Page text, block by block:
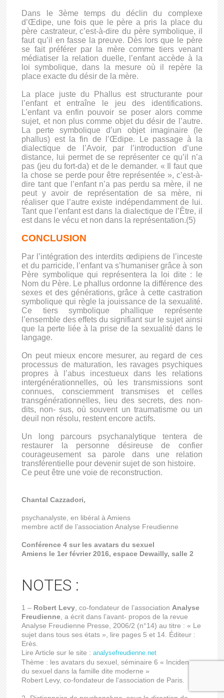
Dans le 3ème temps du déclin du complexe
d’Œdipe, une fois que le père a pris la place du
père castrateur, c’est-à-dire du père symbolique, il
faut qu’il en fasse la preuve. Dès lors que le père
se fait préférer par la mère comme tiers venant
médiatiser la relation duelle, l’enfant accède à la
loi symbolique, dans la mesure où il repère la
place exacte du désir de la mère.
La place juste du Phallus est structurante pour
l’enfant et entraîne le jeu des identifications.
L’enfant va enfin pouvoir se poser alors comme
sujet, et non plus comme objet du désir de l’autre.
La perte symbolique d’un objet imaginaire (le
phallus) est la fin de l’Œdipe. Le passage à la
dialectique de l’Avoir, par l’introduction d’une
distance, lui permet de se représenter ce qu’il n’a
pas (jeu du fort-da) et de le demander. « Il faut que
la chose se perde pour être représentée », c’est-à-
dire tant que l’enfant n’a pas perdu sa mère, il ne
peut y avoir de représentation de sa mère, ni
réaliser que l’autre existe indépendamment de lui.
Tant que l’enfant est dans la dialectique de l’Être, il
est dans le vécu et non dans la représentation.(5)
CONCLUSION
Par l’intégration des interdits œdipiens de l’inceste
et du parricide, l’enfant va s’humaniser grâce à son
Père symbolique qui représentera la loi dite : le
Nom du Père. Le phallus ordonne la différence des
sexes et des générations, grâce à cette castration
symbolique qui règle la jouissance de la sexualité.
Ce tiers symbolique phallique représente
l’ensemble des effets du signifiant sur le sujet ainsi
que la perte liée à la prise de la sexualité dans le
langage.
On peut mieux encore mesurer, au regard de ces
processus de maturation, les ravages psychiques
propres à l’abus incestueux dans les relations
intergénérationnelles, où les transmissions sont
connues, consciemment transmises et celles
transgénérationnelles, lieu des secrets, des non-
dits, non- sus, où souvent un traumatisme ou un
deuil non résolu, restent encore actifs.
Un long parcours psychanalytique tentera de
restaurer la personne désireuse de confier
courageusement sa parole dans une relation
transférentielle pour devenir sujet de son histoire.
Ce peut être une voie de reconstruction.
Chantal Cazzadori,
psychanalyste, en libéral à Amiens
membre actif de l’association Analyse Freudienne
Conférence 4 sur les avatars du sexuel
Amiens le 1er février 2016, espace Dewailly, salle 2
NOTES :
1 – Robert Levy , co-fondateur de l’association Analyse
Freudienne , a écrit dans l’avant- propos de la revue
Analyse Freudienne Presse, 2006/2 (n°14) au titre : « Le
sujet dans tous ses états », lire pages 5 et 14. Éditeur :
Erès.
Lire Article sur le site :analysefreudienne.net
Thème : les avatars du sexuel, séminaire 6 « Incidences
du sexuel dans la famille dite moderne »
Robert Levy, co-fondateur de l’association de Paris.